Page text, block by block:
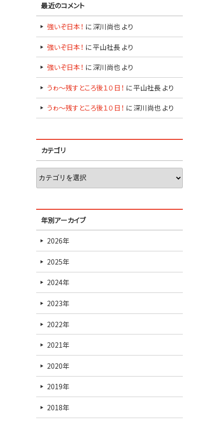
最近のコメント
強いぞ日本！ に 深川尚也 より
強いぞ日本！ に平山社長 より
強いぞ日本！ に 深川尚也 より
うゎ～残すところ後１０日！ に平山社長 より
うゎ～残すところ後１０日！ に 深川尚也 より
カテゴリ
年別アーカイブ
2026年
2025年
2024年
2023年
2022年
2021年
2020年
2019年
2018年